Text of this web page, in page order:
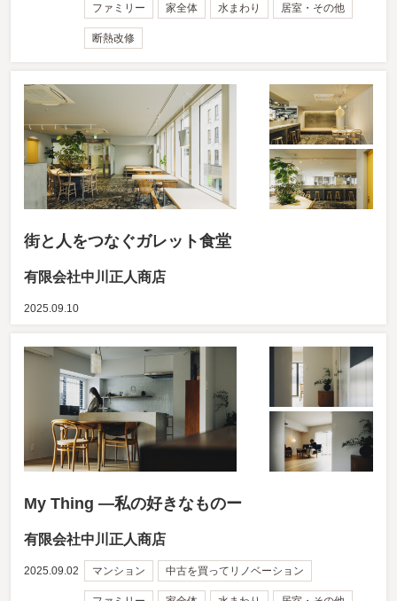
ファミリー 家全体 水まわり 居室・その他
断熱改修
街と人をつなぐガレット食堂
有限会社中川正人商店
2025.09.10
My Thing ―私の好きなものー
有限会社中川正人商店
2025.09.02 マンション 中古を買ってリノベーション